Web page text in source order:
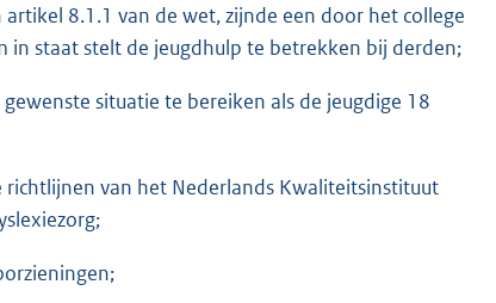
8.1.1 van de wet, zijnde een door het college
in staat stelt de jeugdhulp te betrekken bij derden;
situatie te bereiken als de jeugdige 18
van het Nederlands Kwaliteitsinstituut